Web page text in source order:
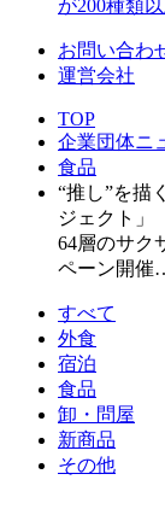
が200種類
お問い合わ
運営会社
TOP
企業団体ニ
食品
“推し”を描
ジェクト
64層のサク
ペーン開催
すべて
外食
宿泊
食品
卸・問屋
新商品
その他